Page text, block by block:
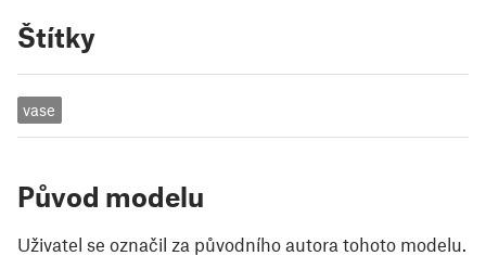
Štítky
vase
Původ modelu
Uživatel se označil za původního autora tohoto modelu.